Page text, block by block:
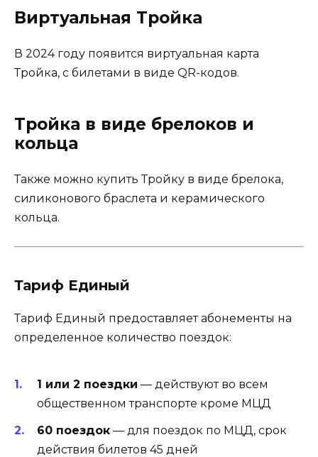
Виртуальная Тройка
В 2024 году появится виртуальная карта
Тройка, с билетами в виде QR-кодов.
Тройка в виде брелоков и
кольца
Также можно купить Тройку в виде брелока,
силиконового браслета и керамического
кольца.
Тариф Единый
Тариф Единый предоставляет абонементы на
определенное количество поездок:
1 или 2 поездки — действуют во всем
общественном транспорте кроме МЦД
60 поездок — для поездок по МЦД, срок
действия билетов 45 дней